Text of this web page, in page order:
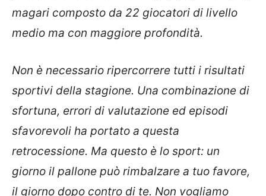
magari composto da 22 giocatori di livello
medio ma con maggiore profondità.
Non è necessario ripercorrere tutti i risultati
sportivi della stagione. Una combinazione di
sfortuna, errori di valutazione ed episodi
sfavorevoli ha portato a questa
retrocessione. Ma questo è lo sport: un
giorno il pallone può rimbalzare a tuo favore,
il giorno dopo contro di te. Non vogliamo